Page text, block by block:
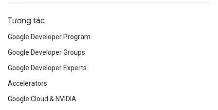
Tương tác
Google Developer Program
Google Developer Groups
Google Developer Experts
Accelerators
Google Cloud & NVIDIA